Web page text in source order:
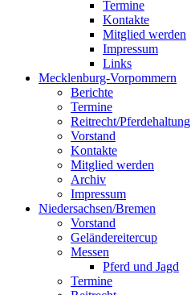
Termine
Kontakte
Mitglied werden
Impressum
Links
Mecklenburg-Vorpommern
Berichte
Termine
Reitrecht/Pferdehaltung
Vorstand
Kontakte
Mitglied werden
Archiv
Impressum
Niedersachsen/Bremen
Vorstand
Geländereitercup
Messen
Pferd und Jagd
Termine